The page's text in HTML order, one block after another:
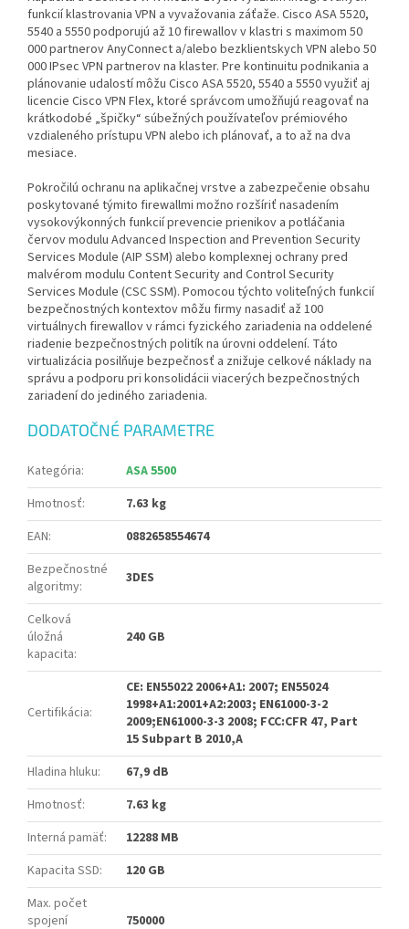
funkcií klastrovania VPN a vyvažovania záťaže. Cisco ASA 5520,
5540 a 5550 podporujú až 10 firewallov v klastri s maximom 50
000 partnerov AnyConnect a/alebo bezklientskych VPN alebo 50
000 IPsec VPN partnerov na klaster. Pre kontinuitu podnikania a
plánovanie udalostí môžu Cisco ASA 5520, 5540 a 5550 využiť aj
licencie Cisco VPN Flex, ktoré správcom umožňujú reagovať na
krátkodobé „špičky“ súbežných používateľov prémiového
vzdialeného prístupu VPN alebo ich plánovať, a to až na dva
mesiace.
Pokročilú ochranu na aplikačnej vrstve a zabezpečenie obsahu
poskytované týmito firewallmi možno rozšíriť nasadením
vysokovýkonných funkcií prevencie prienikov a potláčania
červov modulu Advanced Inspection and Prevention Security
Services Module (AIP SSM) alebo komplexnej ochrany pred
malvérom modulu Content Security and Control Security
Services Module (CSC SSM). Pomocou týchto voliteľných funkcií
bezpečnostných kontextov môžu firmy nasadiť až 100
virtuálnych firewallov v rámci fyzického zariadenia na oddelené
riadenie bezpečnostných politík na úrovni oddelení. Táto
virtualizácia posilňuje bezpečnosť a znižuje celkové náklady na
správu a podporu pri konsolidácii viacerých bezpečnostných
zariadení do jediného zariadenia.
DODATOČNÉ PARAMETRE
Kategória:
ASA 5500
Hmotnosť:
7.63 kg
EAN:
0882658554674
Bezpečnostné
algoritmy: 3DES
Celková
úložná
kapacita:
240 GB
Certifikácia:
CE: EN55022 2006+A1: 2007; EN55024
1998+A1:2001+A2:2003; EN61000-3-2
2009;EN61000-3-3 2008; FCC:CFR 47, Part
15 Subpart B 2010,A
Hladina hluku:
67,9 dB
Hmotnosť:
7.63 kg
Interná pamäť:
12288 MB
Kapacita SSD:
120 GB
Max. počet
spojení
750000